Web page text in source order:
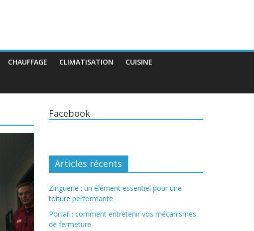
CHAUFFAGE CLIMATISATION CUISINE
Facebook
Articles récents
Zinguerie : un élément essentiel pour une
toiture performante
Portail : comment entretenir vos mécanismes
de fermeture